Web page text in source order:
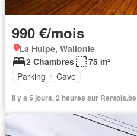
990 €/mois
La Hulpe, Wallonie
2 Chambres
75 m²
Parking
Cave
Il y a 5 jours, 2 heures sur Rentola.be